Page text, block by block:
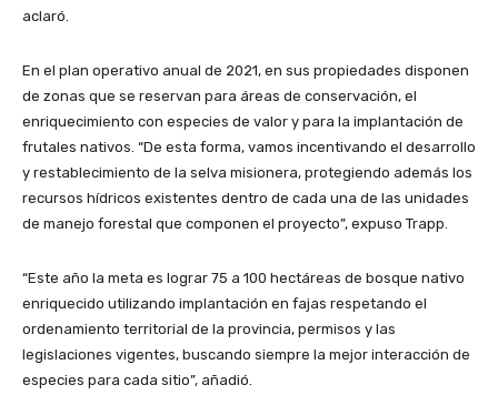
aclaró.
En el plan operativo anual de 2021, en sus propiedades disponen
de zonas que se reservan para áreas de conservación, el
enriquecimiento con especies de valor y para la implantación de
frutales nativos. “De esta forma, vamos incentivando el desarrollo
y restablecimiento de la selva misionera, protegiendo además los
recursos hídricos existentes dentro de cada una de las unidades
de manejo forestal que componen el proyecto”, expuso Trapp.
“Este año la meta es lograr 75 a 100 hectáreas de bosque nativo
enriquecido utilizando implantación en fajas respetando el
ordenamiento territorial de la provincia, permisos y las
legislaciones vigentes, buscando siempre la mejor interacción de
especies para cada sitio”, añadió.